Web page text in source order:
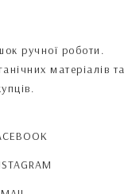
ручної роботи.
матеріалів та